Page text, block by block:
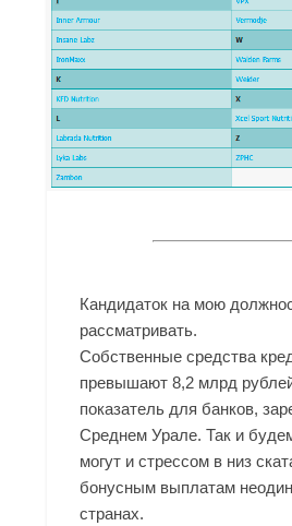
Кандидаток на мою
рассматривать.
Собственные средства
превышают 8,2 млрд
показатель для банков,
Среднем Урале. Так и
могут и стрессом в низ
бонусным выплатам
странах.